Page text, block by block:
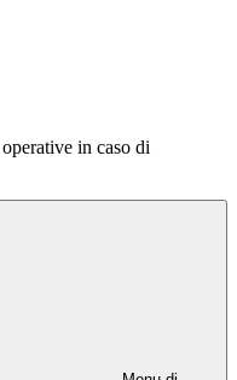
in caso di